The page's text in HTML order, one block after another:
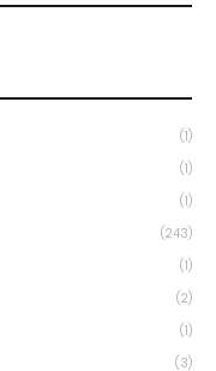
(1)
(1)
(1)
(243)
(1)
(2)
(1)
(3)